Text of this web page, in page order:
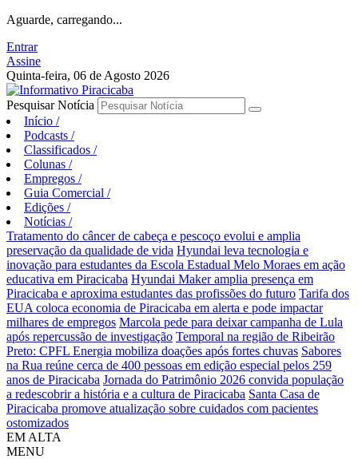
Aguarde, carregando...
Entrar
Assine
Quinta-feira, 06 de Agosto 2026
Pesquisar Notícia
Início /
Podcasts /
Classificados /
Colunas /
Empregos /
Guia Comercial /
Edições /
Notícias /
Tratamento do câncer de cabeça e pescoço evolui e amplia
preservação da qualidade de vida Hyundai leva tecnologia e
inovação para estudantes da Escola Estadual Melo Moraes em ação
educativa em Piracicaba Hyundai Maker amplia presença em
Piracicaba e aproxima estudantes das profissões do futuro Tarifa dos
EUA coloca economia de Piracicaba em alerta e pode impactar
milhares de empregos Marcola pede para deixar campanha de Lula
após repercussão de investigação Temporal na região de Ribeirão
Preto: CPFL Energia mobiliza doações após fortes chuvas Sabores
na Rua reúne cerca de 400 pessoas em edição especial pelos 259
anos de Piracicaba Jornada do Patrimônio 2026 convida população
a redescobrir a história e a cultura de Piracicaba Santa Casa de
Piracicaba promove atualização sobre cuidados com pacientes
ostomizados
EM ALTA
MENU